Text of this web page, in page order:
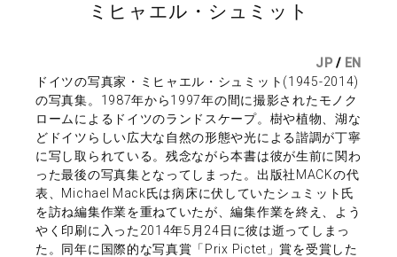
ミヒャエル・シュミット
JP / EN
ドイツの写真家・ミヒャエル・シュミット(1945-2014)
の写真集。1987年から1997年の間に撮影されたモノク
ロームによるドイツのランドスケープ。樹や植物、湖な
どドイツらしい広大な自然の形態や光による諧調が丁寧
に写し取られている。残念ながら本書は彼が生前に関わ
った最後の写真集となってしまった。出版社MACKの代
表、Michael Mack氏は病床に伏していたシュミット氏
を訪ね編集作業を重ねていたが、編集作業を終え、よう
やく印刷に入った2014年5月24日に彼は逝ってしまっ
た。同年に国際的な写真賞「Prix Pictet」賞を受賞した